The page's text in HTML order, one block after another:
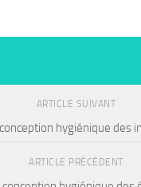
ARTICLE SUIVANT
hygiénique des
ARTICLE PRÉCÉDENT